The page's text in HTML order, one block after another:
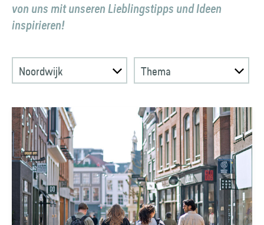
von uns mit unseren Lieblings­tipps und Ideen
inspirieren!
Noordwijk Thema